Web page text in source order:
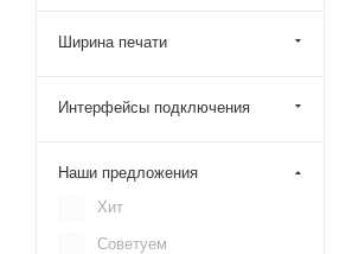
Ширина печати
Интерфейсы подключения
Наши предложения
Хит
Советуем